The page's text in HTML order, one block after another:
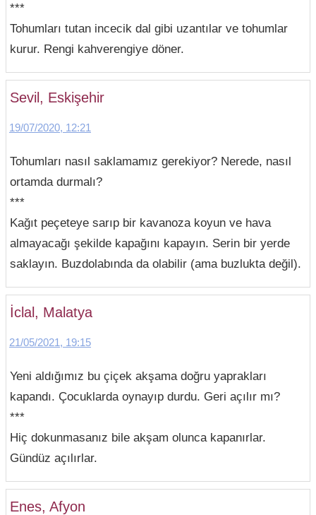
***
Tohumları tutan incecik dal gibi uzantılar ve tohumlar
kurur. Rengi kahverengiye döner.
Sevil, Eskişehir
19/07/2020, 12:21
Tohumları nasıl saklamamız gerekiyor? Nerede, nasıl
ortamda durmalı?
***
Kağıt peçeteye sarıp bir kavanoza koyun ve hava
almayacağı şekilde kapağını kapayın. Serin bir yerde
saklayın. Buzdolabında da olabilir (ama buzlukta değil).
İclal, Malatya
21/05/2021, 19:15
Yeni aldığımız bu çiçek akşama doğru yaprakları
kapandı. Çocuklarda oynayıp durdu. Geri açılır mı?
***
Hiç dokunmasanız bile akşam olunca kapanırlar.
Gündüz açılırlar.
Enes, Afyon